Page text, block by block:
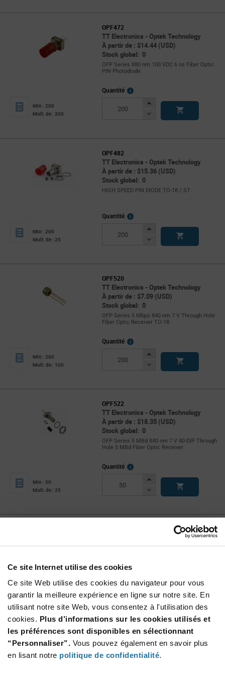
Ce site Internet utilise des cookies
Ce site Web utilise des cookies du navigateur pour vous
garantir la meilleure expérience en ligne sur notre site. En
utilisant notre site Web, vous consentez à l'utilisation des
cookies. Plus d’informations sur les cookies utilisés et
les préférences sont disponibles en sélectionnant
“Personnaliser”. Vous pouvez également en savoir plus
en lisant notre politique de confidentialité.
OPF472
TT Electronics - Optek Technology
À partir de : $14.44 (USD)
Stock global: 0
OFP Series 880 nm 100 VDC 6 ns Fiber Optic
PIN Photodiode
Min : 200
Mult. de : 200
Quantité
More
Increase
Decrease
OPF482
TT Electronics - Optek Technology
À partir de : $15.36 (USD)
Stock global: 0
HIGH SPEED PIN DIODE TO-18 / ST
Min : 200
Mult. de : 25
Quantité
More
Increase
Decrease
OPF520
TT Electronics - Optek Technology
À partir de : $7.09 (USD)
Stock global: 0
OFP Series 5 Mbps 840 nm 7 V Through Hole
Fiber Optic Receiver TO-18
Min : 200
Mult. de : 100
Quantité
More
Increase
Decrease
OPF522
TT Electronics - Optek Technology
À partir de : $18.35 (USD)
Stock global: 0
OFP Series 5 MBd 840 nm 7 V 40-DIP Through
Hole 5 MBd Fiber Optic Receiver
Min : 50
Mult. de : 25
Quantité
More
Increase
Decrease
TT Electronics - Optek Technology
À partir de : $13.54 (USD)
OFP Series 5 MBd 7 V 850 nm Wavelength Fiber
Min : 38
Mult. de : 8
Quantité
More
Info
Increase
Button
Decrease
OPF2412T